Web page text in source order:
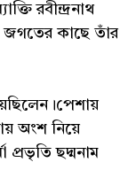
রবীন্দ্রনাথ
জগতের কাছে তাঁর
অংশ নিয়ে
প্রভৃতি ছদ্মনাম